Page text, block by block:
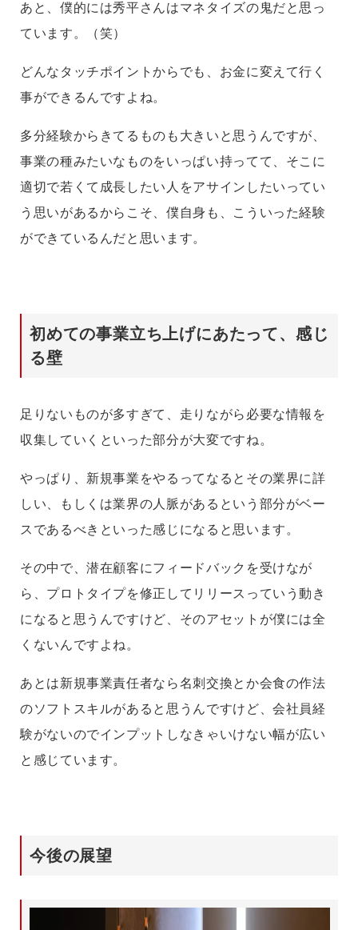
あと、僕的には秀平さんはマネタイズの鬼だと思っ
ています。（笑）
どんなタッチポイントからでも、お金に変えて行く
事ができるんですよね。
多分経験からきてるものも大きいと思うんですが、
事業の種みたいなものをいっぱい持ってて、そこに
適切で若くて成長したい人をアサインしたいってい
う思いがあるからこそ、僕自身も、こういった経験
ができているんだと思います。
初めての事業立ち上げにあたって、感じ
る壁
足りないものが多すぎて、走りながら必要な情報を
収集していくといった部分が大変ですね。
やっぱり、新規事業をやるってなるとその業界に詳
しい、もしくは業界の人脈があるという部分がベー
スであるべきといった感じになると思います。
その中で、潜在顧客にフィードバックを受けなが
ら、プロトタイプを修正してリリースっていう動き
になると思うんですけど、そのアセットが僕には全
くないんですよね。
あとは新規事業責任者なら名刺交換とか会食の作法
のソフトスキルがあると思うんですけど、会社員経
験がないのでインプットしなきゃいけない幅が広い
と感じています。
今後の展望